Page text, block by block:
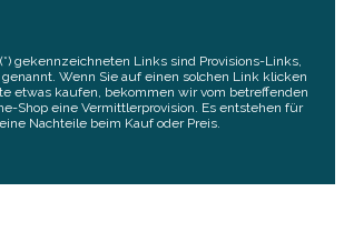
gekennzeichneten Links sind Provisions-Links,
Wenn Sie auf einen solchen Link klicken
etwas kaufen, bekommen wir vom betreffenden
Shop eine Vermittlerprovision. Es entstehen für
Nachteile beim Kauf oder Preis.